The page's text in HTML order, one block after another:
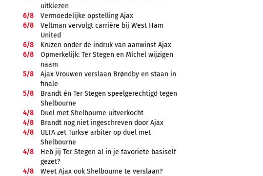
uitkiezen
6/8
Vermoedelijke opstelling Ajax
6/8
Veltman vervolgt carrière bij West Ham
United
6/8
Krüzen onder de indruk van aanwinst Ajax
6/8
Opmerkelijk: Ter Stegen en Míchel wijzigen
naam
5/8
Ajax Vrouwen verslaan Brøndby en staan in
finale
5/8
Brandt én Ter Stegen speelgerechtigd tegen
Shelbourne
4/8
Duel met Shelbourne uitverkocht
4/8
Brandt nog niet ingeschreven door Ajax
4/8
UEFA zet Turkse arbiter op duel met
Shelbourne
4/8
Heb jij Ter Stegen al in je favoriete basiself
gezet?
4/8
Weet Ajax ook Shelbourne te verslaan?